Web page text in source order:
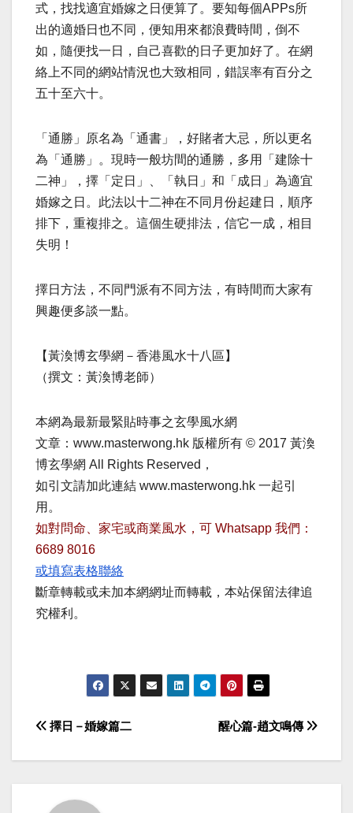
式，找找適宜婚嫁之日便算了。要知每個APPs所
出的適婚日也不同，便知用來都浪費時間，倒不
如，隨便找一日，自己喜歡的日子更加好了。在網
絡上不同的網站情況也大致相同，錯誤率有百分之
五十至六十。
「通勝」原名為「通書」，好賭者大忌，所以更名
為「通勝」。現時一般坊間的通勝，多用「建除十
二神」，擇「定日」、「執日」和「成日」為適宜
婚嫁之日。此法以十二神在不同月份起建日，順序
排下，重複排之。這個生硬排法，信它一成，相目
失明！
擇日方法，不同門派有不同方法，有時間而大家有
興趣便多談一點。
【黃渙博玄學網－香港風水十八區】
（撰文：黃渙博老師）
本網為最新最緊貼時事之玄學風水網
文章：www.masterwong.hk 版權所有 © 2017 黃渙
博玄學網 All Rights Reserved，
如引文請加此連結 www.masterwong.hk 一起引
用。
如對問命、家宅或商業風水，可 Whatsapp 我們：
6689 8016
或填寫表格聯絡
斷章轉載或未加本網網址而轉載，本站保留法律追
究權利。
Post
navigation
醒心篇-趙文鳴傳
擇日－婚嫁篇二